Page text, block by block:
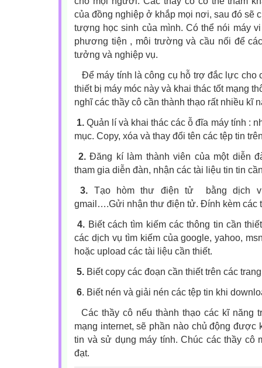
của đồng nghiệp ở khắp mọi nơi, sau đó sẽ
tượng học sinh của mình. Có thể nói máy
phương tiện , môi trường và cầu nối để
tưởng và nghiệp vụ.
Để máy tính là công cụ hỗ trợ đắc lực cho
thiết bị máy móc này và khai thác tốt mạng
nghĩ các thầy cô cần thành thạo rất nhiều kĩ
1. Quản lí và khai thác các ỗ đĩa máy tính :
mục. Copy, xóa và thay đổi tên các tệp tin
2.Đăng kí làm thành viên của một diễn
tham gia diễn đàn, nhận các tài liệu tin tin
3. Tạo hòm thư điện tử
bằng dịch
gmail….Gửi nhận thư điện tử. Đính kèm các
4. Biết cách tìm kiếm các thông tin cần
các dịch vụ tìm kiếm của google, yahoo,
hoặc upload các tài liệu cần thiết.
5. Biết copy các đoạn cần thiết trên các
6. Biết nén và giải nén các tệp tin khi
Các thầy cô nếu thành thạo các kĩ năng
mạng internet, sẽ phần nào chủ động được
tin và sử dụng máy tính. Chúc các thầy cô
đạt.